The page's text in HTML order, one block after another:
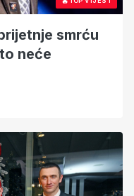
smrću
neće